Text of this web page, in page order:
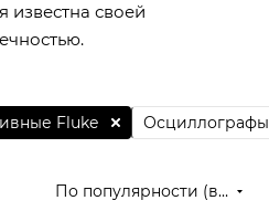
известна своей
Осциллографы
Fluke
По популярности (возрастание)